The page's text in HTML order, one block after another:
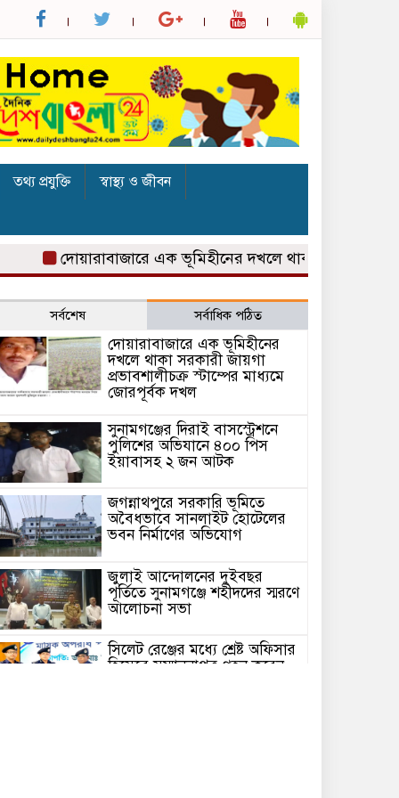
তথ্য প্রযুক্তি
স্বাস্থ্য ও জীবন
দোয়ারাবাজারে এক ভূমিহীনের দখলে থাকা সরকারী জায়গা
সর্বশেষ সর্বাধিক পঠিত
দোয়ারাবাজারে এক ভূমিহীনের
দখলে থাকা সরকারী জায়গা
প্রভাবশালীচক্র স্টাম্পের মাধ্যমে
জোরপূর্বক দখল
সুনামগঞ্জের দিরাই বাসস্ট্রেশনে
পুলিশের অভিযানে ৪০০ পিস
ইয়াবাসহ ২ জন আটক
জগন্নাথপুরে সরকারি ভূমিতে
অবৈধভাবে সানলাইট হোটেলের
ভবন নির্মাণের অভিযোগ
জুলাই আন্দোলনের দুইবছর
পূর্তিতে সুনামগঞ্জে শহীদদের স্মরণে
আলোচনা সভা
সিলেট রেঞ্জের মধ্যে শ্রেষ্ট অফিসার
হিসেবে সম্মাননাপত্র গ্রহন করেন